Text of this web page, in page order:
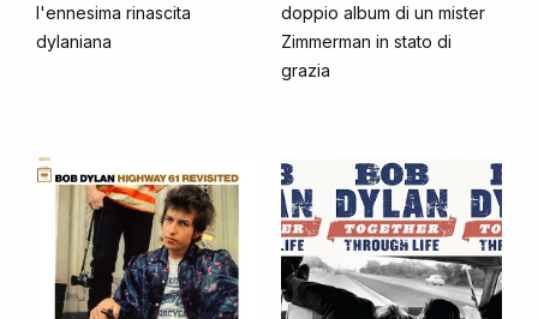
l'ennesima rinascita
dylaniana
doppio album di un mister
Zimmerman in stato di
grazia